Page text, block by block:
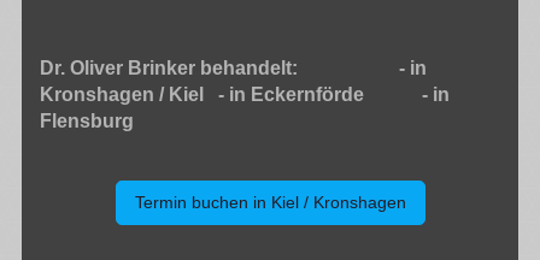
Dr. Oliver Brinker behandelt: - in
Kronshagen / Kiel - in Eckernförde - in
Flensburg
Termin buchen in Kiel / Kronshagen